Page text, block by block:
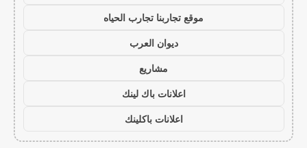
موقع تجاربنا تجارب الحياه
ديوان العرب
مشاريع
اعلانات باك لينك
اعلانات باكلينك